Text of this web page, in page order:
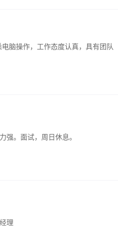
脑操作，工作态度认真，具有团队
强。面试，周日休息。
理